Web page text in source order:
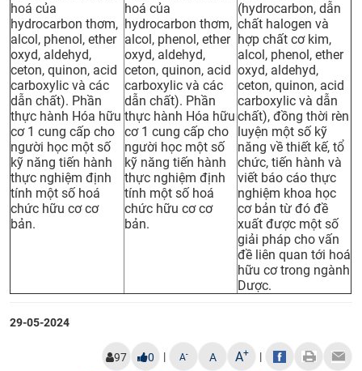
hoá của
hydrocarbon thơm,
alcol, phenol, ether
oxyd, aldehyd,
ceton, quinon, acid
carboxylic và các
dẫn chất). Phần
thực hành Hóa hữu
cơ 1 cung cấp cho
người học một số
kỹ năng tiến hành
thực nghiệm định
tính một số hoá
chức hữu cơ cơ
bản.
hoá của
hydrocarbon thơm,
alcol, phenol, ether
oxyd, aldehyd,
ceton, quinon, acid
carboxylic và các
dẫn chất). Phần
thực hành Hóa hữu
cơ 1 cung cấp cho
người học một số
kỹ năng tiến hành
thực nghiệm định
tính một số hoá
chức hữu cơ cơ
bản.
(hydrocarbon, dẫn
chất halogen và
hợp chất cơ kim,
alcol, phenol, ether
oxyd, aldehyd,
ceton, quinon, acid
carboxylic và dẫn
chất), đồng thời rèn
luyện một số kỹ
năng về thiết kế, tổ
chức, tiến hành và
viết báo cáo thực
nghiệm khoa học
cơ bản từ đó đề
xuất được một số
giải pháp cho vấn
đề liên quan tới hoá
hữu cơ trong ngành
Dược.
29-05-2024
97 0 | A- A A+ |